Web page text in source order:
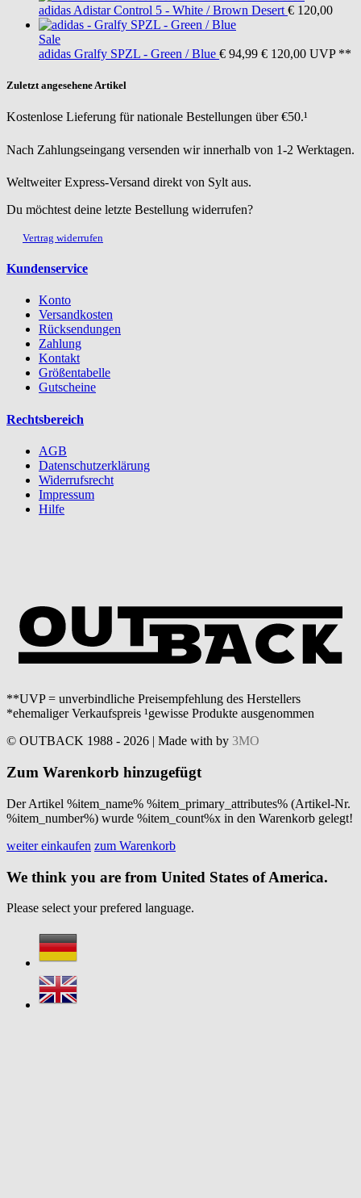
adidas Adistar Control 5 - White / Brown Desert € 120,00
Sale
adidas Gralfy SPZL - Green / Blue € 94,99 € 120,00 UVP **
Zuletzt angesehene Artikel
Kostenlose Lieferung für nationale Bestellungen über €50.¹
Nach Zahlungseingang versenden wir innerhalb von 1-2 Werktagen.
Weltweiter Express-Versand direkt von Sylt aus.
Du möchtest deine letzte Bestellung widerrufen?
Vertrag widerrufen
Kundenservice
Konto
Versandkosten
Rücksendungen
Zahlung
Kontakt
Größentabelle
Gutscheine
Rechtsbereich
AGB
Datenschutzerklärung
Widerrufsrecht
Impressum
Hilfe
**UVP = unverbindliche Preisempfehlung des Herstellers
*ehemaliger Verkaufspreis ¹gewisse Produkte ausgenommen
© OUTBACK 1988 - 2026 | Made with by 3MO
Zum Warenkorb hinzugefügt
Der Artikel %item_name% %item_primary_attributes% (Artikel-Nr.
%item_number%) wurde %item_count%x in den Warenkorb gelegt!
weiter einkaufen zum Warenkorb
We think you are from United States of America.
Please select your prefered language.